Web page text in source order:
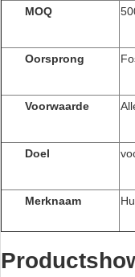
MOQ
Oorsprong
Voorwaarde
Doel
Merknaam